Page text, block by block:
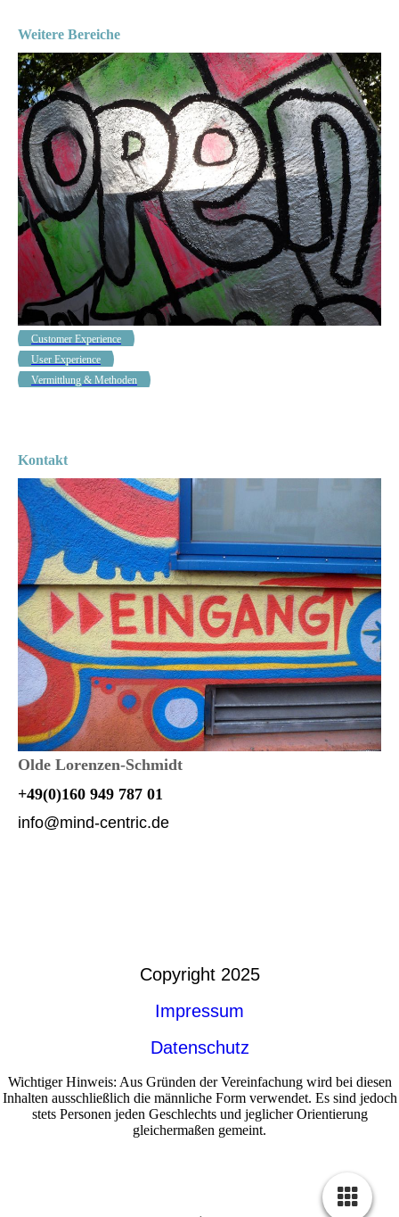
Weitere Bereiche
Customer Experience
User Experience
Vermittlung & Methoden
Kontakt
Olde Lorenzen-Schmidt
+49(0)160 949 787 01
info@mind-centric.de
Copyright 2025
Impressum
Datenschutz
Wichtiger Hinweis: Aus Gründen der Vereinfachung wird bei diesen
Inhalten ausschließlich die männliche Form verwendet. Es sind jedoch
stets Personen jeden Geschlechts und jeglicher Orientierung
gleichermaßen gemeint.